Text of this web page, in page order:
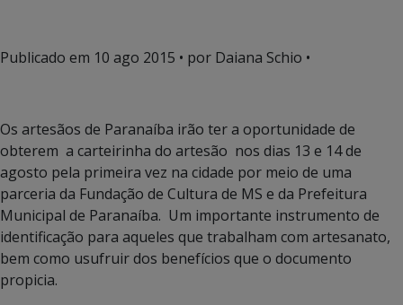
Publicado em 10 ago 2015 • por Daiana Schio •
Os artesãos de Paranaíba irão ter a oportunidade de
obterem a carteirinha do artesão nos dias 13 e 14 de
agosto pela primeira vez na cidade por meio de uma
parceria da Fundação de Cultura de MS e da Prefeitura
Municipal de Paranaíba. Um importante instrumento de
identificação para aqueles que trabalham com artesanato,
bem como usufruir dos benefícios que o documento
propicia.